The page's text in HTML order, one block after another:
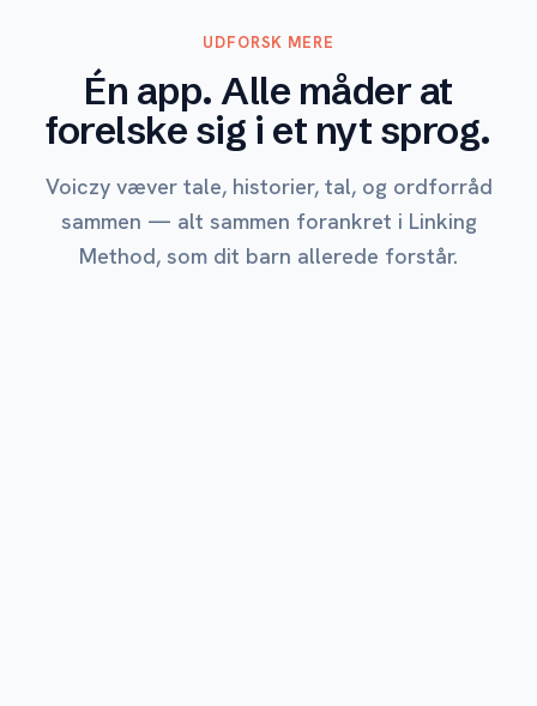
UDFORSK MERE
Én app. Alle måder at
forelske sig i et nyt sprog.
Voiczy væver tale, historier, tal, og ordforråd
sammen — alt sammen forankret i Linking
Method, som dit barn allerede forstår.